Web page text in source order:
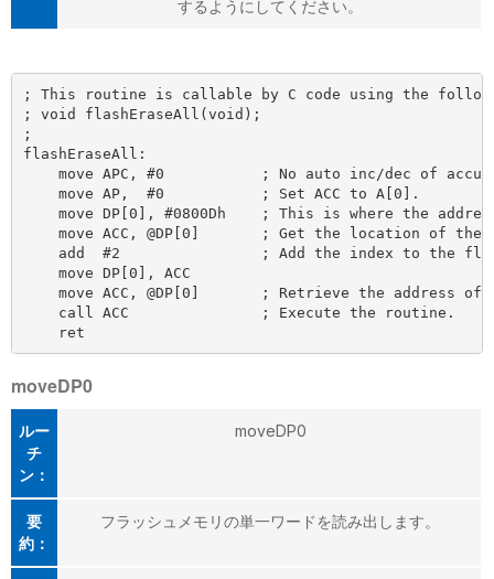
するようにしてください。
; This routine is callable by C code using the
; void flashEraseAll(void);
;
flashEraseAll:
move APC, #0           ; No auto inc/dec of
    move AP,  #0           ; Set ACC to A[0].
move DP[0], #0800Dh    ; This is where the
move ACC, @DP[0]       ; Get the location of the
add  #2                ; Add the index to the
    move DP[0], ACC
move ACC, @DP[0]       ; Retrieve the address of
    call ACC               ; Execute the routine.
moveDP0
ルー
チ
ン：
moveDP0
要
約：
フラッシュメモリの単一ワードを読み出します。